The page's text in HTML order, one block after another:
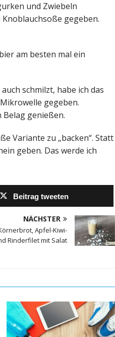
und Zwiebeln
gegeben.
am besten mal ein
schmilzt, habe ich das
gegeben.
Belag genießen.
Variante zu „backen“. Statt
geben. Das werde ich
Beitrag tweeten
NÄCHSTER
Apfel-Kiwi-
Rinderfilet mit Salat